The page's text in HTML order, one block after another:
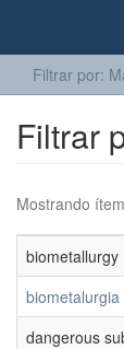
Filtrar por:
Filtrar
Mostrando
biometallurgy
biometalurgia
dangerous